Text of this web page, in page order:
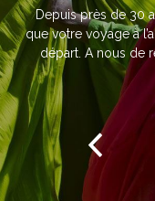
Depuis près de 30
que votre voyage à
départ. A nous de